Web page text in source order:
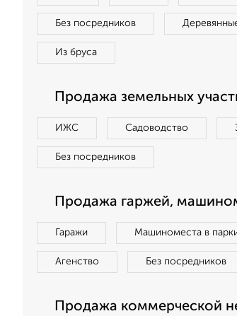
Без посредников
Из бруса
Продажа земельных
ИЖС Садоводство
Без посредников
Продажа гаржей,
Гаражи Машиноместа в
Агенство Без посредников
Продажа коммерческой